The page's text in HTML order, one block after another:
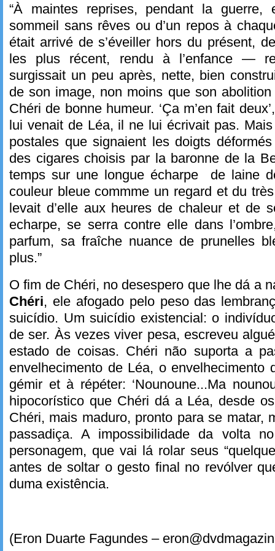
“À maintes reprises, pendant la guerre,
sommeil sans rêves ou d’un repos à
était arrivé de s’éveiller hors du présent,
les plus récent, rendu à l’enfance —
surgissait un peu après, nette, bien
de son image, non moins que son
Chéri de bonne humeur. ‘Ça m’en fait
lui venait de Léa, il ne lui écrivait pas.
postales que signaient les doigts
des cigares choisis par la baronne de la
temps sur une longue écharpe de laine
couleur bleue commme un regard et du
levait d’elle aux heures de chaleur et de
echarpe, se serra contre elle dans
parfum, sa fraîche nuance de prunelles
plus.”
O fim de Chéri, no desespero que lhe dá a
Chéri, ele afogado pelo peso das
suicídio. Um suicídio existencial: o
de ser. Às vezes viver pesa, escreveu
estado de coisas. Chéri não suporta a
envelhecimento de Léa, o envelhecimento
gémir et à répéter: ‘Nounoune...Ma
hipocorístico que Chéri dá a Léa, desde
Chéri, mais maduro, pronto para se matar,
passadiça. A impossibilidade da volta
personagem, que vai lá rolar seus
antes de soltar o gesto final no revólver
duma existência.
(Eron Duarte Fagundes –